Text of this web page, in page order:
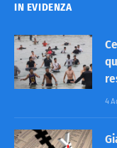
IN EVIDENZA
4